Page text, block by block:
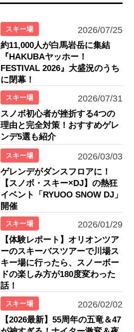
スキー場 2026/07/25
約11,000人が白馬岩岳に集結
『HAKUBAヤッホー！
FESTIVAL 2026』大盛況のうち
に閉幕！
スキー場 2026/07/31
スノボ初心者が挫折する4つの
理由と完全対策！おすすめゲレ
ンデ5選も紹介
スキー場 2026/03/03
ゲレンデがダンスフロアに！
【スノボ・スキー×DJ】の熱狂
イベント「RYUOO SNOW DJ」
開催
スキー場 2026/01/29
【体験レポート】オリオンツア
ーのスキーバスツアーで川場ス
キー場に行ったら、スノーボー
ドの楽しみ方が180度変わった
話！
スキー場 2026/02/02
【2026最新】55周年の五竜＆47